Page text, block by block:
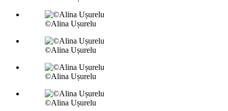
©Alina Ușurelu
©Alina Ușurelu
©Alina Ușurelu
©Alina Ușurelu